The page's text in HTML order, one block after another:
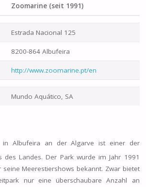
Zoomarine (seit 1991)
Estrada Nacional 125
8200-864 Albufeira
http://www.zoomarine.pt/en
Mundo Aquático, SA
in Albufeira an der Algarve ist einer der
des Landes. Der Park wurde im Jahr 1991
Meerestiershows bekannt. Zwar bietet
nur eine überschaubare Anzahl an